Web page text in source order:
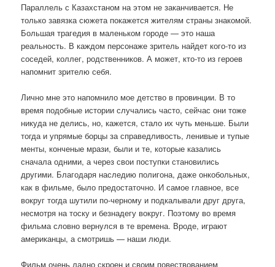
Параллель с Казахстаном на этом не заканчивается. Не
только завязка сюжета покажется жителям страны знакомой.
Большая трагедия в маленьком городе — это наша
реальность. В каждом персонаже зритель найдет кого-то из
соседей, коллег, родственников. А может, кто-то из героев
напомнит зрителю себя.
Лично мне это напомнило мое детство в провинции. В то
время подобные истории случались часто, сейчас они тоже
никуда не делись, но, кажется, стало их чуть меньше. Были
тогда и упрямые борцы за справедливость, ленивые и тупые
менты, конченые мрази, были и те, которые казались
сначала одними, а через свои поступки становились
другими. Благодаря наследию полигона, даже онкобольных,
как в фильме, было предостаточно. И самое главное, все
вокруг тогда шутили по-черному и подкалывали друг друга,
несмотря на тоску и безнадегу вокруг. Поэтому во время
фильма словно вернулся в те времена. Вроде, играют
американцы, а смотришь — наши люди.
Фильм очень ладно скроен и своим повествованием